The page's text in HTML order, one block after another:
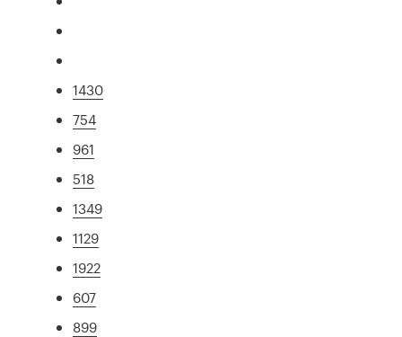
1430
754
961
518
1349
1129
1922
607
899